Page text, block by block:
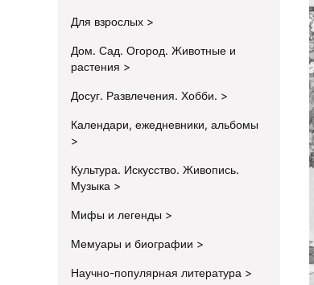
Для взрослых
Дом. Сад. Огород. Животные и
растения
Досуг. Развлечения. Хобби.
Календари, ежедневники, альбомы
Культура. Искусство. Живопись.
Музыка
Мифы и легенды
Мемуары и биографии
Научно-популярная литература